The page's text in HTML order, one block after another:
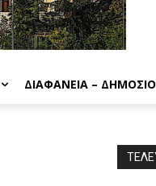
ΔΙΑΦΆΝΕΙΑ –